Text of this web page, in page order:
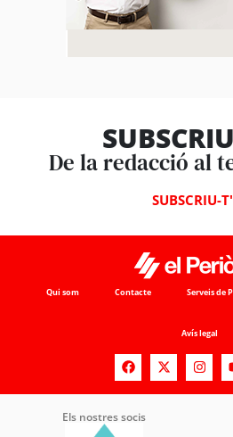
De la redacció al
SUBSCRIU-
Qui som Contacte Serveis de
Avís legal
Els nostres socis